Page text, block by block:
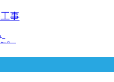
事
。